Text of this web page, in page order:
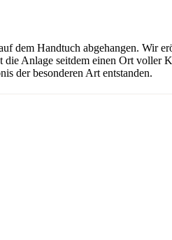
dem Handtuch abgehangen.
die Anlage seitdem einen Ort
der besonderen Art entstanden.